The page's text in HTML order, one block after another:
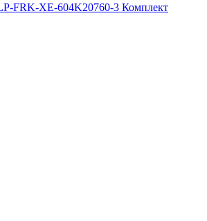
FRK-XE-604K20760-3 Комплект